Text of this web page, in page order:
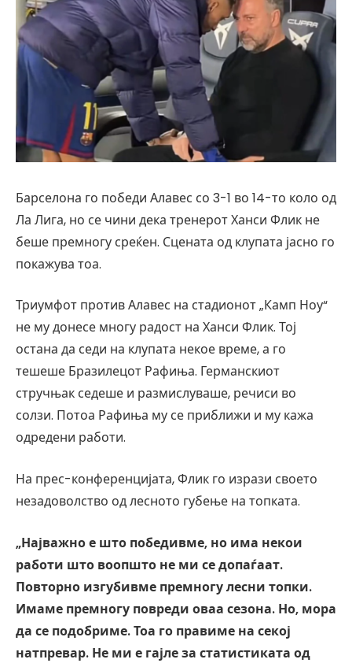
Барселона го победи Алавес со 3-1 во 14-то коло од
Ла Лига, но се чини дека тренерот Ханси Флик не
беше премногу среќен. Сцената од клупата јасно го
покажува тоа.
Триумфот против Алавес на стадионот „Камп Ноу“
не му донесе многу радост на Ханси Флик. Тој
остана да седи на клупата некое време, а го
тешеше Бразилецот Рафиња. Германскиот
стручњак седеше и размислуваше, речиси во
солзи. Потоа Рафиња му се приближи и му кажа
одредени работи.
На прес-конференцијата, Флик го изрази своето
незадоволство од лесното губење на топката.
„Најважно е што победивме, но има некои
работи што воопшто не ми се допаѓаат.
Повторно изгубивме премногу лесни топки.
Имаме премногу повреди оваа сезона. Но, мора
да се подобриме. Тоа го правиме на секој
натпревар. Не ми е гајле за статистиката од